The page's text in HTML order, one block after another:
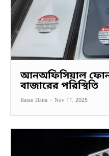
আনঅফিসিয়াল ফোন
বাজারের পরিস্থিতি
Ratan Datta - Nov 11, 2025